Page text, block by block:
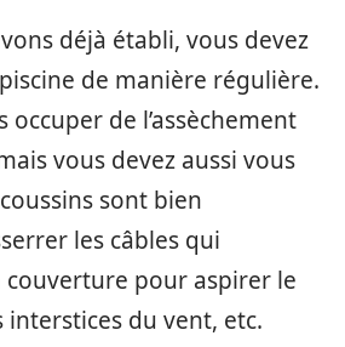
déjà établi, vous devez
de manière régulière.
occuper de l’assèchement
vous devez aussi vous
sont bien
les câbles qui
pour aspirer le
du vent, etc.